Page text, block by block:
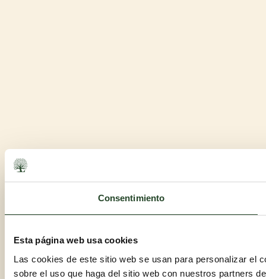
Consentimiento
Esta página web usa cookies
Las cookies de este sitio web se usan para personalizar el
sobre el uso que haga del sitio web con nuestros partners